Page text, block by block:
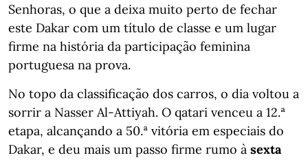
Senhoras, o que a deixa muito perto de fechar
este Dakar com um título de classe e um lugar
firme na história da participação feminina
portuguesa na prova.
No topo da classificação dos carros, o dia voltou a
sorrir a Nasser Al-Attiyah. O qatari venceu a 12.ª
etapa, alcançando a 50.ª vitória em especiais do
Dakar, e deu mais um passo firme rumo à sexta